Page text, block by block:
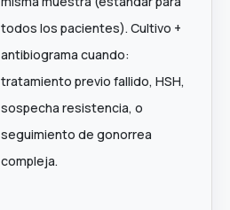
todos los pacientes). Cultivo +
antibiograma cuando:
tratamiento previo fallido, HSH,
sospecha resistencia, o
seguimiento de gonorrea
compleja.